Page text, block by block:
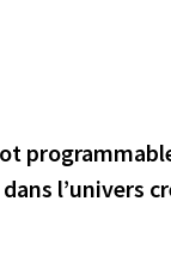
l’univers